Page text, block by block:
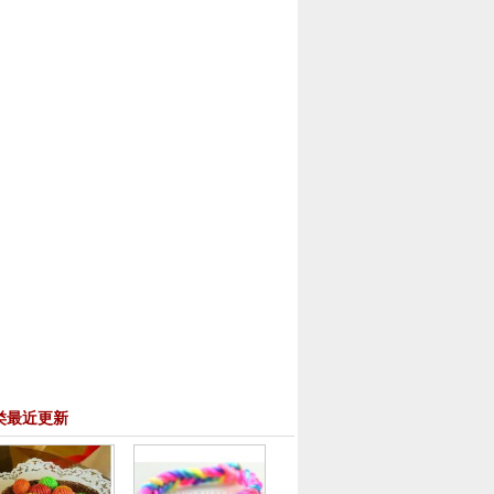
最近更新